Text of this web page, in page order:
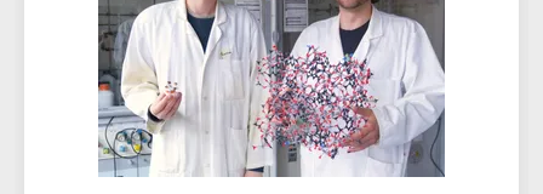
Abbestellung des entsprechenden Newsletters
enthalten.